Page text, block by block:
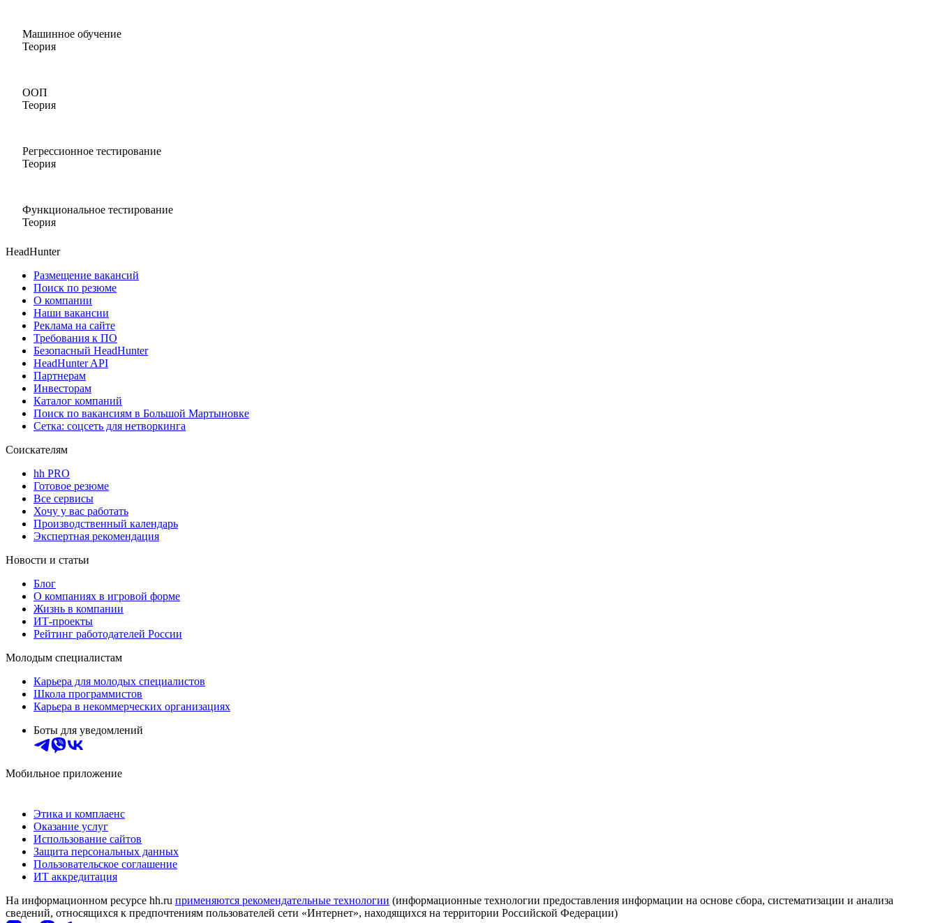
Машинное обучение
Теория
ООП
Теория
Регрессионное тестирование
Теория
Функциональное тестирование
Теория
HeadHunter
Размещение вакансий
Поиск по резюме
О компании
Наши вакансии
Реклама на сайте
Требования к ПО
Безопасный HeadHunter
HeadHunter API
Партнерам
Инвесторам
Каталог компаний
Поиск по вакансиям в Большой Мартыновке
Сетка: соцсеть для нетворкинга
Соискателям
hh PRO
Готовое резюме
Все сервисы
Хочу у вас работать
Производственный календарь
Экспертная рекомендация
Новости и статьи
Блог
О компаниях в игровой форме
Жизнь в компании
ИТ-проекты
Рейтинг работодателей России
Молодым специалистам
Карьера для молодых специалистов
Школа программистов
Карьера в некоммерческих организациях
Боты для уведомлений
Мобильное приложение
Этика и комплаенс
Оказание услуг
Использование сайтов
Защита персональных данных
Пользовательское соглашение
ИТ аккредитация
На информационном ресурсе hh.ru применяются рекомендательные технологии (информационные технологии предоставления информации на основе сбора, систематизации и анализа
сведений, относящихся к предпочтениям пользователей сети «Интернет», находящихся на территории Российской Федерации)